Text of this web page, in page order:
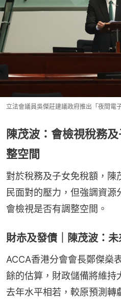
立法會議員吳傑莊建議政府推出「夜間電
陳茂波：會檢視稅務
整空間
對於稅務及子女免稅額，陳
民面對的壓力，但強調資源
會檢視是否有調整空間。
財赤及發債｜陳茂波：
ACCA香港分會會長鄭傑燊
餘的估算，財政儲備將維
去年水平相若，較原預測轉